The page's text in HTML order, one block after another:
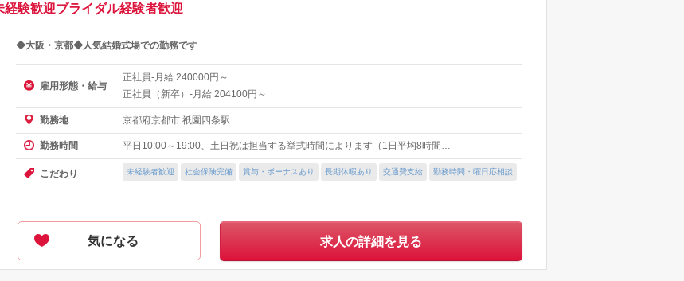
験歓迎ブライダル経験者歓迎
◆大阪・京都◆人気結婚式場での勤務です
雇用形態・給与
正社員-月給 240000円～
正社員（新卒）-月給 204100円～
勤務地 京都府京都市 祇園四条駅
勤務時間 平日10:00～19:00、土日祝は担当する挙式時間によります（1日平均8時間…
こだわり 未経験者歓迎 社会保険完備 賞与・ボーナスあり 長期休暇あり 交通費支給 勤務時間・曜日応相談
気になる 求人の詳細を見る